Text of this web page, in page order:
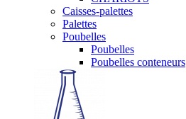
Caisses-palettes
Palettes
Poubelles
Poubelles
Poubelles conteneurs